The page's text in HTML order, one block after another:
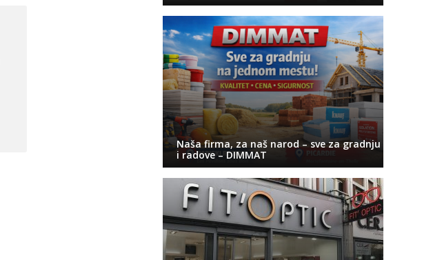
Naša firma, za naš narod – sve za gradnju
i radove – DIMMAT